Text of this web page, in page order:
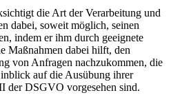
die Art der Verarbeitung und
dabei, soweit möglich, seinen
indem er ihm durch geeignete
Maßnahmen dabei hilft, den
von Anfragen nachzukommen, die
auf die Ausübung ihrer
der DSGVO vorgesehen sind.